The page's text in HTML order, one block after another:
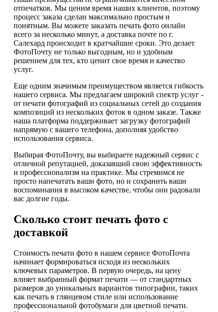
отпечатков. Мы ценим время наших клиентов, поэтому
процесс заказа сделан максимально простым и
понятным. Вы можете заказать печать фото онлайн
всего за несколько минут, а доставка почте по г.
Салехард происходит в кратчайшие сроки. Это делает
ФотоПочту не только выгодным, но и удобным
решением для тех, кто ценит свое время и качество
услуг.
Еще одним значимым преимуществом является гибкость
нашего сервиса. Мы предлагаем широкий спектр услуг -
от печати фотографий из социальных сетей до создания
композиций из нескольких фоток в одном заказе. Также
наша платформа поддерживает загрузку фотографий
напрямую с вашего телефона, дополняя удобство
использования сервиса.
Выбирая ФотоПочту, вы выбираете надежный сервис с
отличной репутацией, доказавший свою эффективность
и профессионализм на практике. Мы стремимся не
просто напечатать ваши фото, но и сохранить ваши
воспоминания в высоком качестве, чтобы они радовали
вас долгие годы.
Сколько стоит печать фото с
доставкой
Стоимость печати фото в нашем сервисе ФотоПочта
начинает формироваться исходя из нескольких
ключевых параметров. В первую очередь, на цену
влияет выбранный формат печати — от стандартных
размеров до уникальных вариантов типографии, таких
как печать в глянцевом стиле или использование
профессиональной фотобумаги для цветной печати.